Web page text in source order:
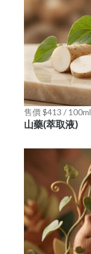
售價 $413 / 100ml
山藥(萃取液)